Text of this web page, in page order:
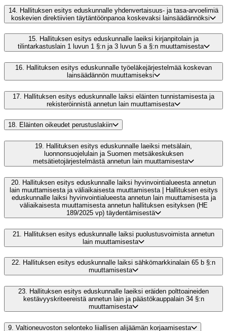
14. Hallituksen esitys eduskunnalle yhdenvertaisuus- ja tasa-arvoelimiä
koskevien direktiivien täytäntöönpanoa koskevaksi lainsäädännöksi
15. Hallituksen esitys eduskunnalle laeiksi kirjanpitolain ja
tilintarkastuslain 1 luvun 1 §:n ja 3 luvun 5 a §:n muuttamisesta
16.
Hallituksen esitys eduskunnalle työeläkejärjestelmää koskevan
lainsäädännön muuttamiseksi
17. Hallituksen esitys eduskunnalle laiksi eläinten tunnistamisesta ja
rekisteröinnistä annetun lain muuttamisesta
18. Eläinten oikeudet perustuslakiin
19. Hallituksen esitys eduskunnalle laeiksi metsälain,
luonnonsuojelulain ja Suomen metsäkeskuksen
metsätietojärjestelmästä annetun lain muuttamisesta
20.
Hallituksen esitys eduskunnalle laiksi hyvinvointialueesta annetun
lain muuttamisesta ja väliaikaisesta muuttamisesta | Hallituksen esitys
eduskunnalle laiksi hyvinvointialueesta annetun lain muuttamisesta ja
väliaikaisesta muuttamisesta annetun hallituksen esityksen (HE
189/2025 vp) täydentämisestä
21.
Hallituksen esitys eduskunnalle laiksi puolustusvoimista annetun
lain muuttamisesta
22. Hallituksen esitys eduskunnalle laiksi sähkömarkkinalain 65 b §:n
muuttamisesta
23.
Hallituksen esitys eduskunnalle laeiksi eräiden polttoaineiden
kestävyyskriteereistä annetun lain ja päästökauppalain 34 §:n
muuttamisesta
9. Valtioneuvoston selonteko liiallisen alijäämän korjaamisesta